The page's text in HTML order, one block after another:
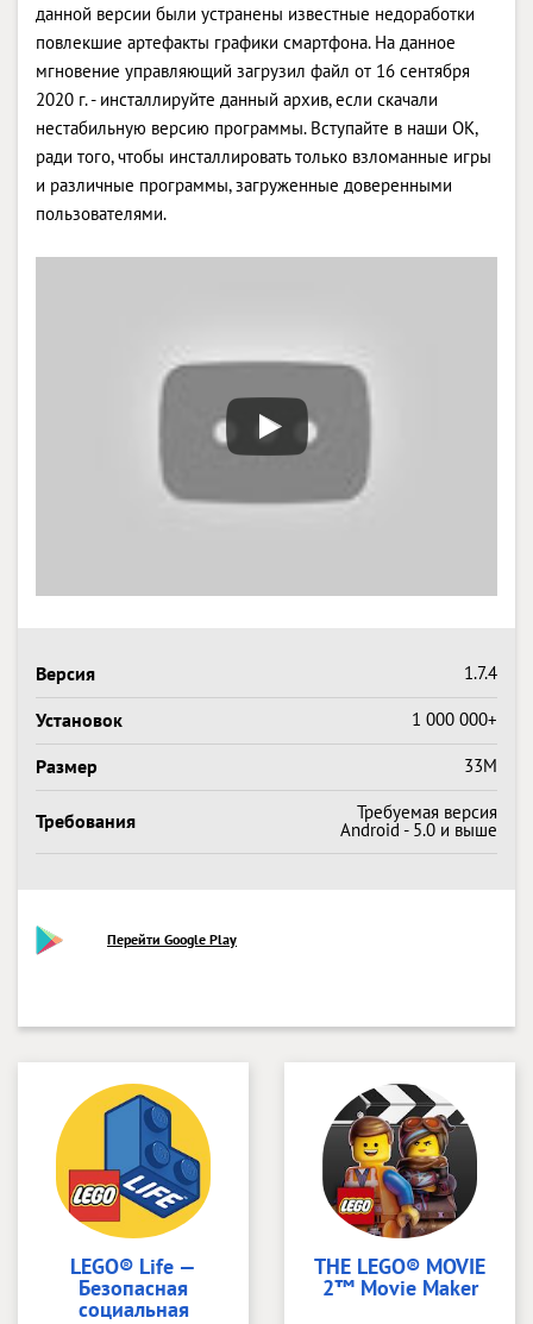
данной версии были устранены известные недоработки
повлекшие артефакты графики смартфона. На данное
мгновение управляющий загрузил файл от 16 сентября
2020 г. - инсталлируйте данный архив, если скачали
нестабильную версию программы. Вступайте в наши OK,
ради того, чтобы инсталлировать только взломанные игры
и различные программы, загруженные доверенными
пользователями.
Версия 1.7.4
Установок 1 000 000+
Размер 33M
Требования Требуемая версия
Android - 5.0 и выше
Перейти Google Play
LEGO® Life —
Безопасная
социальная
THE LEGO® MOVIE
2™ Movie Maker